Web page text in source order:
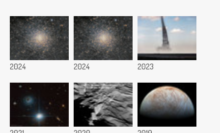
2024 2024 2023